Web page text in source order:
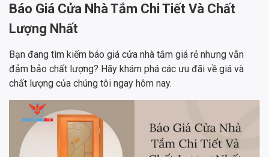
Báo Giá Cửa Nhà Tắm Chi Tiết Và Chất
Lượng Nhất
Bạn đang tìm kiếm báo giá cửa nhà tắm giá rẻ nhưng vẫn
đảm bảo chất lượng? Hãy khám phá các ưu đãi về giá và
chất lượng của chúng tôi ngay hôm nay.